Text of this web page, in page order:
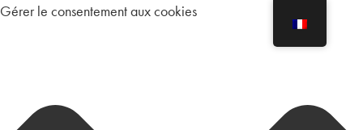
Gérer le consentement aux cookies